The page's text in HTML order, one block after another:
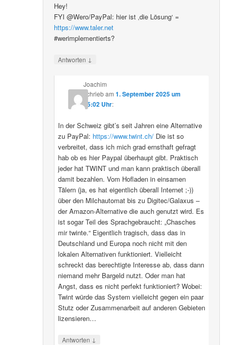
Hey!
FYI @Wero/PayPal: hier ist ‚die Lösung‘ =
https://www.taler.net
#werimplementierts?
Antworten ↓
Joachim
schriebam 1. September 2025 um
15:02 Uhr:
In der Schweiz gibt’s seit Jahren eine Alternative
zu PayPal: https://www.twint.ch/Die ist so
verbreitet, dass ich mich grad ernsthaft gefragt
hab ob es hier Paypal überhaupt gibt. Praktisch
jeder hat TWINT und man kann praktisch überall
damit bezahlen. Vom Hofladen in einsamen
Tälern (ja, es hat eigentlich überall Internet ;-))
über den Milchautomat bis zu Digitec/Galaxus –
der Amazon-Alternative die auch genutzt wird. Es
ist sogar Teil des Sprachgebraucht: „Chasches
mir twinte.“ Eigentlich tragisch, dass das in
Deutschland und Europa noch nicht mit den
lokalen Alternativen funktioniert. Vielleicht
schreckt das berechtigte Interesse ab, dass dann
niemand mehr Bargeld nutzt. Oder man hat
Angst, dass es nicht perfekt funktioniert? Wobei:
Twint würde das System vielleicht gegen ein paar
Stutz oder Zusammenarbeit auf anderen Gebieten
lizensieren…
Antworten ↓